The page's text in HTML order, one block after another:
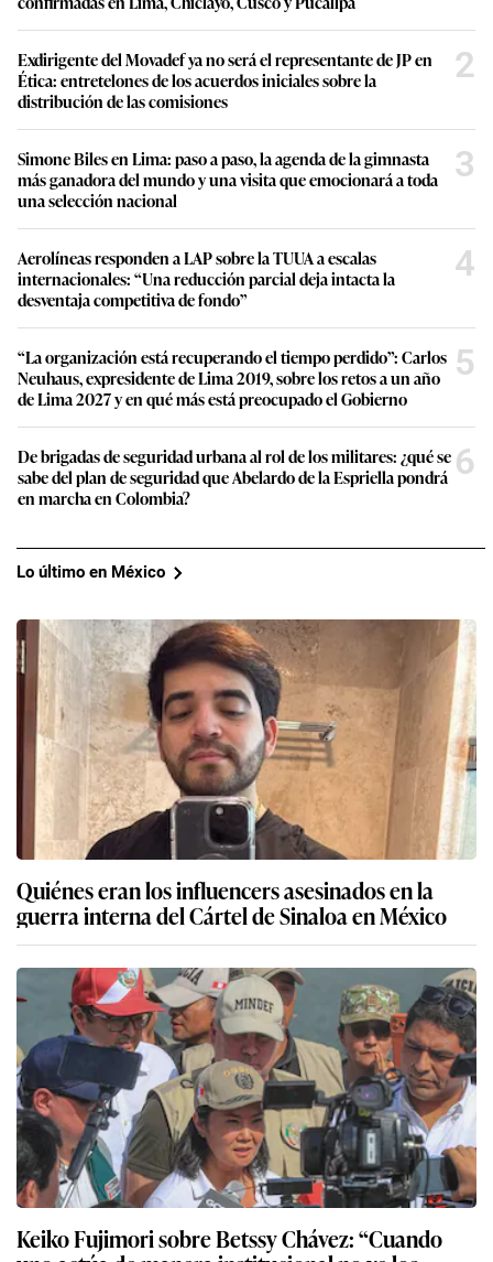
Exdirigente del Movadef ya no será el representante de JP en
Ética: entretelones de los acuerdos iniciales sobre la
distribución de las comisiones
2
Simone Biles en Lima: paso a paso, la agenda de la gimnasta
más ganadora del mundo y una visita que emocionará a toda
una selección nacional
3
Aerolíneas responden a LAP sobre la TUUA a escalas
internacionales: “Una reducción parcial deja intacta la
desventaja competitiva de fondo”
4
“La organización está recuperando el tiempo perdido”: Carlos
Neuhaus, expresidente de Lima 2019, sobre los retos a un año
de Lima 2027 y en qué más está preocupado el Gobierno
5
De brigadas de seguridad urbana al rol de los militares: ¿qué se
sabe del plan de seguridad que Abelardo de la Espriella pondrá
en marcha en Colombia?
6
Lo último en México
Quiénes eran los influencers asesinados en la
guerra interna del Cártel de Sinaloa en México
Keiko Fujimori sobre Betssy Chávez: “Cuando